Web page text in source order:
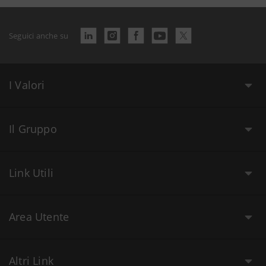
Seguici anche su
I Valori
Il Gruppo
Link Utili
Area Utente
Altri Link